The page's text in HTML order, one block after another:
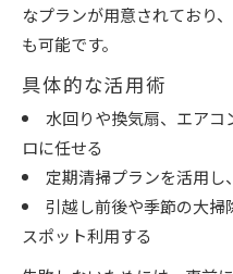
なプランが用意されており
も可能です。
具体的な活用術
水回りや換気扇、エア
ロに任せる
定期清掃プランを活用し
引越し前後や季節の大掃
スポット利用する